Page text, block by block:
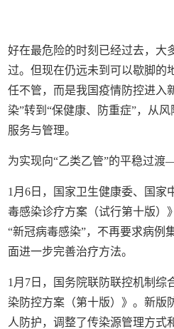
好在最危险的时刻已经过去，大
过。但现在仍远未到可以歇脚的
任不管，而是我国疫情防控进入
染”转到“保健康、防重症”，从
服务与管理。
为实现向“乙类乙管”的平稳过
1月6日，国家卫生健康委、国家
毒感染诊疗方案（试行第十版）
“新冠病毒感染”，不再要求病例
面进一步完善治疗方法。
1月7日，国务院联防联控机制综
染防控方案（第十版）》。新版
人防护，调整了传染源管理方式